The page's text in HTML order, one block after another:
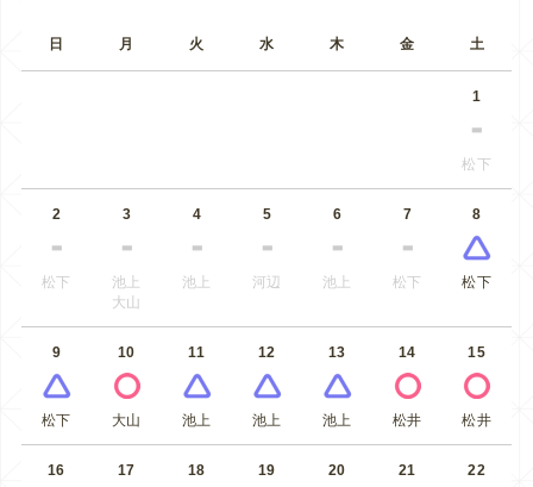
日 月 火 水 木 金 土
1
松下
2
松下
3
池上
大山
4
池上
5
河辺
6
池上
7
松下
8
松下
9
松下
10
大山
11
池上
12
池上
13
池上
14
松井
15
松井
16 17 18 19 20 21 22